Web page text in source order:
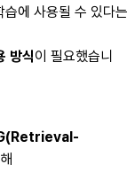
에 사용될 수 있다는
방식이 필요했습니